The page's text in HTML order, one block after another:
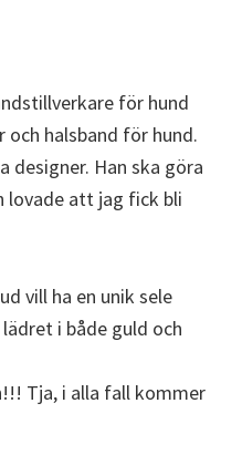
för hund
och halsband för hund.
designer. Han ska göra
lovade att jag fick bli
vill ha en unik sele
i både guld och
Tja, i alla fall kommer